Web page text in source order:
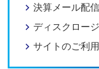
決算メール配
ディスクロー
サイトのご利